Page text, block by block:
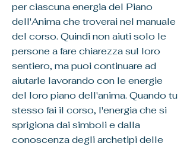
per ciascuna energia del Piano
dell'Anima che troverai nel manuale
del corso. Quindi non aiuti solo le
persone a fare chiarezza sul loro
sentiero, ma puoi continuare ad
aiutarle lavorando con le energie
del loro piano dell'anima. Quando tu
stesso fai il corso, l'energia che si
sprigiona dai simboli e dalla
conoscenza degli archetipi delle